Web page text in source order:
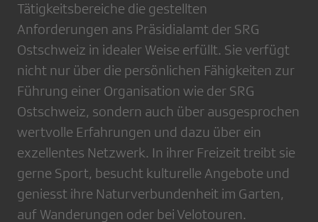
Tätigkeitsbereiche die gestellten
Anforderungen ans Präsidialamt der SRG
Ostschweiz in idealer Weise erfüllt. Sie verfügt
nicht nur über die persönlichen Fähigkeiten zur
Führung einer Organisation wie der SRG
Ostschweiz, sondern auch über ausgesprochen
wertvolle Erfahrungen und dazu über ein
exzellentes Netzwerk. In ihrer Freizeit treibt sie
gerne Sport, besucht kulturelle Angebote und
geniesst ihre Naturverbundenheit im Garten,
auf Wanderungen oder bei Velotouren.